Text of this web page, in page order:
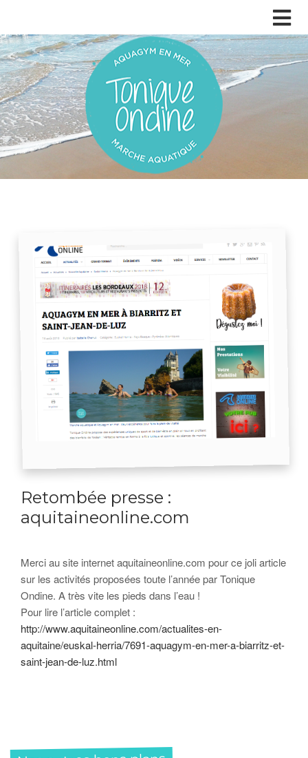
Retombée presse :
aquitaineonline.com
Merci au site internet aquitaineonline.com pour ce joli article
sur les activités proposées toute l’année par Tonique
Ondine. A très vite les pieds dans l’eau !
Pour lire l’article complet :
http://www.aquitaineonline.com/actualites-en-
aquitaine/euskal-herria/7691-aquagym-en-mer-a-biarritz-et-
saint-jean-de-luz.html